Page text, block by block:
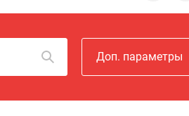
Доп. параметры